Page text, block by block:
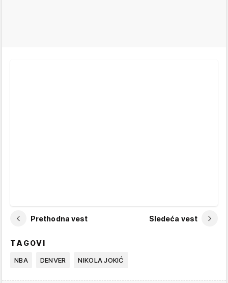
Prethodna vest Sledeća vest
TAGOVI
NBA DENVER NIKOLA JOKIĆ